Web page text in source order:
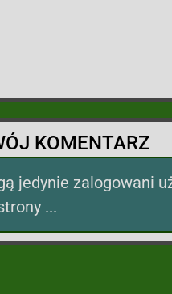
KOMENTARZ
jedynie zalogowani
...